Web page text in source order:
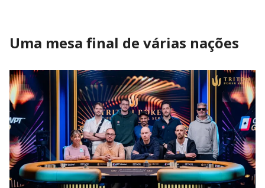
Uma mesa final de várias nações